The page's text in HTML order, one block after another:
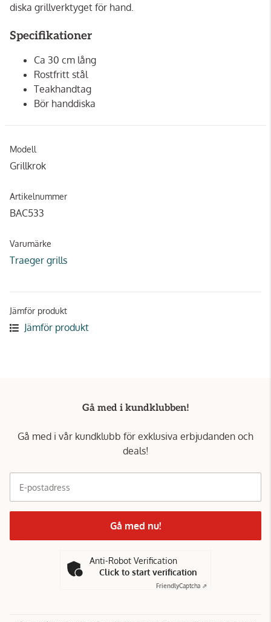
diska grillverktyget för hand.
Specifikationer
Ca 30 cm lång
Rostfritt stål
Teakhandtag
Bör handdiska
Modell
Grillkrok
Artikelnummer
BAC533
Varumärke
Traeger grills
Jämför produkt
Jämför produkt
Gå med i kundklubben!
Gå med i vår kundklubb för exklusiva erbjudanden och
deals!
E-postadress
Gå med nu!
Anti-Robot Verification
Click to start verification
FriendlyCaptcha ⇗